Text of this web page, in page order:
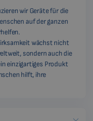
wir Geräte für die
auf der ganzen
wächst nicht
sondern auch die
einzigartiges Produkt
hilft, ihre